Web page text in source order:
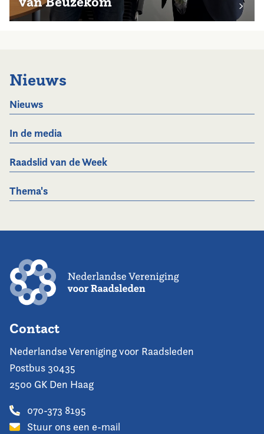
Nieuws
Nieuws
In de media
Raadslid van de Week
Thema's
Contact
Nederlandse Vereniging voor Raadsleden
Postbus 30435
2500 GK Den Haag
070-373 8195
Stuur ons een e-mail